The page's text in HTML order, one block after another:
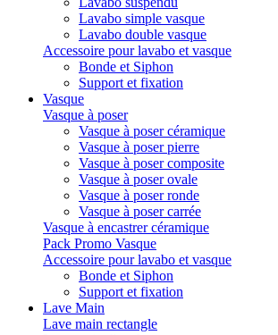
Lavabo simple vasque
Lavabo double vasque
Accessoire pour lavabo et vasque
Bonde et Siphon
Support et fixation
Vasque
Vasque à poser
Vasque à poser céramique
Vasque à poser pierre
Vasque à poser composite
Vasque à poser ovale
Vasque à poser ronde
Vasque à poser carrée
Vasque à encastrer céramique
Pack Promo Vasque
Accessoire pour lavabo et vasque
Bonde et Siphon
Support et fixation
Lave Main
Lave main rectangle